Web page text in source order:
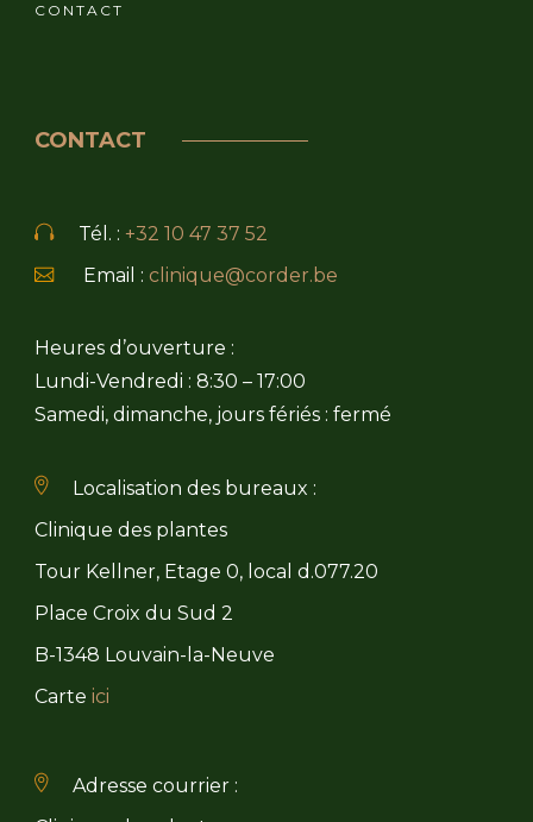
CONTACT
CONTACT
Tél. : +32 10 47 37 52
Email : clinique@corder.be
Heures d’ouverture :
Lundi-Vendredi : 8:30 – 17:00
Samedi, dimanche, jours fériés : fermé
Localisation des bureaux :
Clinique des plantes
Tour Kellner, Etage 0, local d.077.20
Place Croix du Sud 2
B-1348 Louvain-la-Neuve
Carte ici
Adresse courrier :